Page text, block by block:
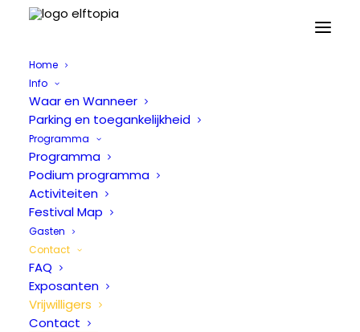
Home
Info
Waar en Wanneer
Parking en toegankelijkheid
Programma
Programma
Podium programma
Activiteiten
Festival Map
Gasten
Contact
FAQ
Exposanten
Vrijwilligers
Contact